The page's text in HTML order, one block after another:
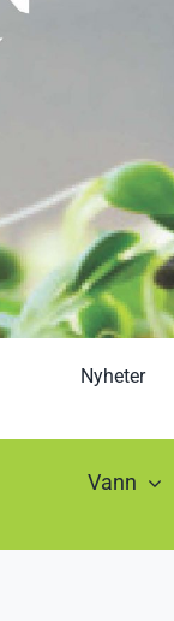
Nyheter
Vann